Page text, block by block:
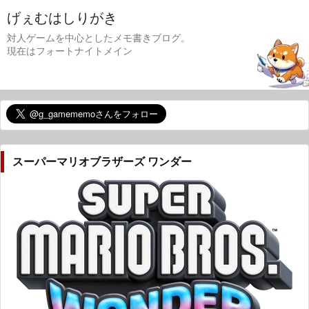
げぇむはしりがき
対人ゲームを中心としたメモ書きブログ。
現在はフォートナイトメイン
スーパーマリオブラザーズ ワンダー